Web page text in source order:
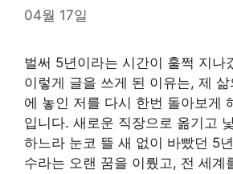
04월 17일
벌써 5년이라는 시간이 훌쩍 지나
이렇게 글을 쓰게 된 이유는, 제
에 놓인 저를 다시 한번 돌아보게
입니다. 새로운 직장으로 옮기고
하느라 눈코 뜰 새 없이 바빴던 5
수라는 오랜 꿈을 이뤘고, 전 세계